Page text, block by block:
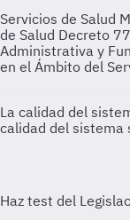
Servicios de Salud
de Salud Decreto
Administrativa y
en el Ámbito del
La calidad del
calidad del sistema